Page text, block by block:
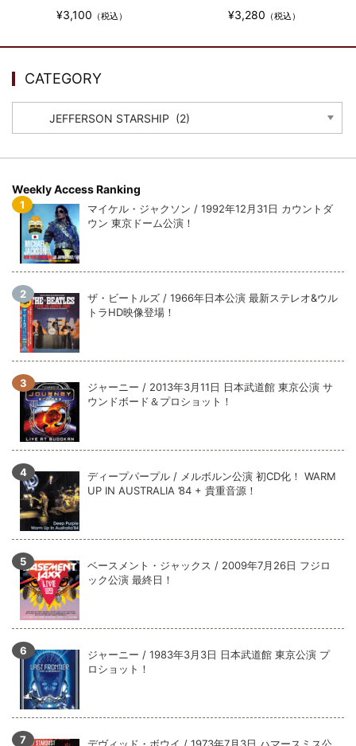
ビリー・ジョエル / 2024年3月24日 100Aniv. 米M.S.G公演 完全
*NEW RELEASE (最新約3ヶ月)
2024.6.24
全収録！
*NEW RELEASE (最新約3ヶ月)
2024.6.24
スコーピオンズ / 2024年6月15日 リスボン公演 FHD 完全収録！
マネスキン / 2024年6月9日 ドイツ ROCK AM RING 公演 FHD 完
*NEW RELEASE (最新約3ヶ月)
リアム・ギャラガー / 2024年6月1日 英国シェフィールド公演 完
全収録！
*NEW RELEASE (最新約3ヶ月)
メガデス / 2023年8月4日 ドイツ W.O.A. 公演 FHD 完全収録！
*NEW RELEASE (最新約3ヶ月)
ユーライア・ヒープ / 2023年8月3日 ドイツ W.O.A. 公演 FHD 完
全収録！
*NEW RELEASE (最新約3ヶ月)
ジャーニー / 1979年5月8+9日 コロラド州 2公演 SBD 完全収録！
¥3,100 （税込） ¥3,280 （税込）
CATEGORY
Weekly Access Ranking
マイケル・ジャクソン / 1992年12月31日 カウントダ
ウン 東京ドーム公演！
ザ・ビートルズ / 1966年日本公演 最新ステレオ&ウル
トラHD映像登場！
ジャーニー / 2013年3月11日 日本武道館 東京公演 サ
ウンドボード＆プロショット！
ディープパープル / メルボルン公演 初CD化！ WARM
UP IN AUSTRALIA ’84 + 貴重音源！
ベースメント・ジャックス / 2009年7月26日 フジロ
ック公演 最終日！
ジャーニー / 1983年3月3日 日本武道館 東京公演 プ
ロショット！
デヴィッド・ボウイ / 1973年7月3日 ハマースミス公